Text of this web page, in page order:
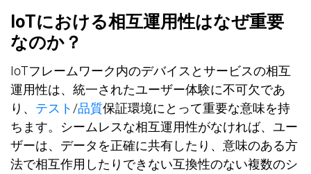
IoTにおける相互運用性はなぜ重要
なのか？
IoTフレームワーク内のデバイスとサービスの相互
運用性は、統一されたユーザー体験に不可欠であ
り、 テスト/品質保証環境にとって重要な意味を持
ちます。シームレスな相互運用性がなければ、ユー
ザーは、データを正確に共有したり、意味のある方
法で相互作用したりできない互換性のない複数のシ